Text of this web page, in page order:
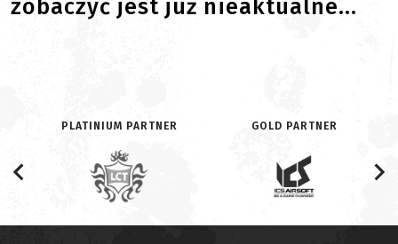
zobaczyć jest już nieaktualne...
PLATINIUM PARTNER GOLD PARTNER